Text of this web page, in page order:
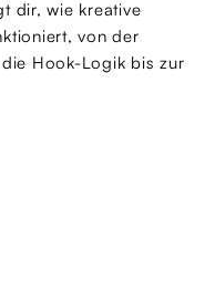
dir, wie kreative
von der
Hook-Logik bis zur